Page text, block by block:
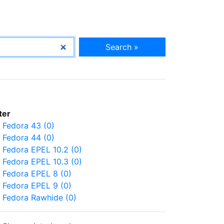
Search »
Fedora 43 (0)
Fedora 44 (0)
Fedora EPEL 10.2 (0)
Fedora EPEL 10.3 (0)
Fedora EPEL 8 (0)
Fedora EPEL 9 (0)
Fedora Rawhide (0)